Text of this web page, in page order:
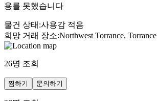
용를 못했습니다
물건 상태 :사용감 적음
희망 거래 장소:Northwest Torrance, Torrance
26명 조회
찜하기 문의하기